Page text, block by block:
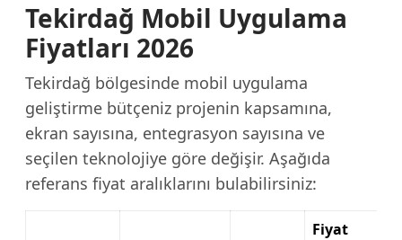
Tekirdağ Mobil Uygulama
Fiyatları 2026
Tekirdağ bölgesinde mobil uygulama
geliştirme bütçeniz projenin kapsamına,
ekran sayısına, entegrasyon sayısına ve
seçilen teknolojiye göre değişir. Aşağıda
referans fiyat aralıklarını bulabilirsiniz:
Fiyat